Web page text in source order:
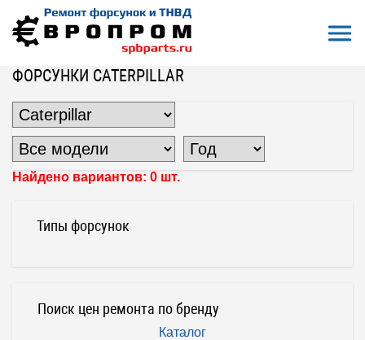
На главную Все форсунки
Форсунки Caterpillar
Форсунки Caterpillar
ФОРСУНКИ CATERPILLAR
Найдено вариантов: 0 шт.
Типы форсунок
Поиск цен ремонта по бренду
Каталог